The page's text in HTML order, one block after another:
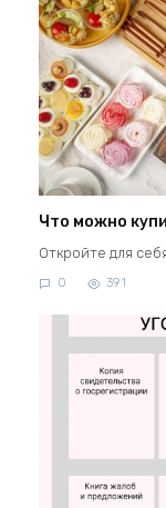
Что можно
Откройте для
0 391